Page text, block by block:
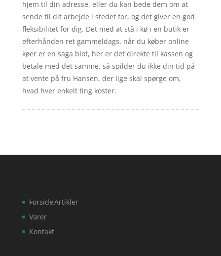
hjem til din adresse, eller du kan bede dem om at
sende til dit arbejde i stedet for, og det giver en god
fleksibilitet for dig. Det med at stå i kø i en butik er
efterhånden ret gammeldags, når du køber online
køer er en saga blot, her er det direkte til kassen og
betale med det samme, så spilder du ikke din tid på
at vente på fru Hansen, der lige skal spørge om,
hvad hver enkelt ting koster.
Forside
Varer
Kontakt
Artikler